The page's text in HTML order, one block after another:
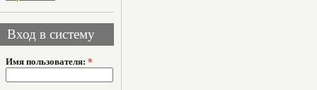
Вход в систему
Имя пользователя: *